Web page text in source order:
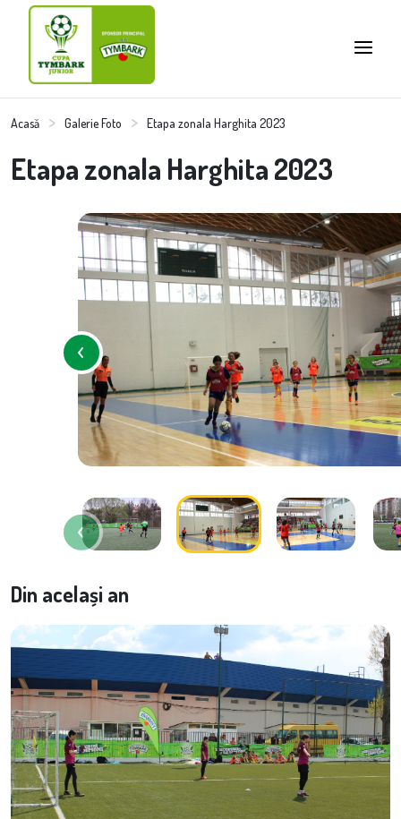
Acasă Galerie Foto Etapa zonala Harghita 2023
Etapa zonala Harghita 2023
Din același an